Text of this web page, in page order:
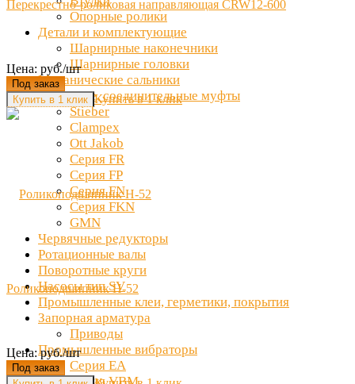
Опорные ролики
Детали и комплектующие
Шарнирные наконечники
Шарнирные головки
Механические сальники
Обгонные, соединительные муфты
Stieber
Clampex
Ott Jakob
Серия FR
Серия FP
Серия FN
Серия FKN
GMN
Червячные редукторы
Ротационные валы
Поворотные круги
Насосы тип SV
Промышленные клеи, герметики, покрытия
Запорная арматура
Приводы
Промышленные вибраторы
Серия EA
Перекрестно-роликовая направляющая CRW12-600
Цена: руб./шт
Под заказ
Купить в 1 клик
Роликоподшипник H-52
Цена: руб./шт
Под заказ